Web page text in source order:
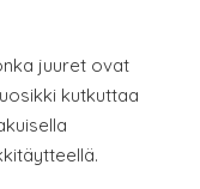
juuret ovat
kutkuttaa